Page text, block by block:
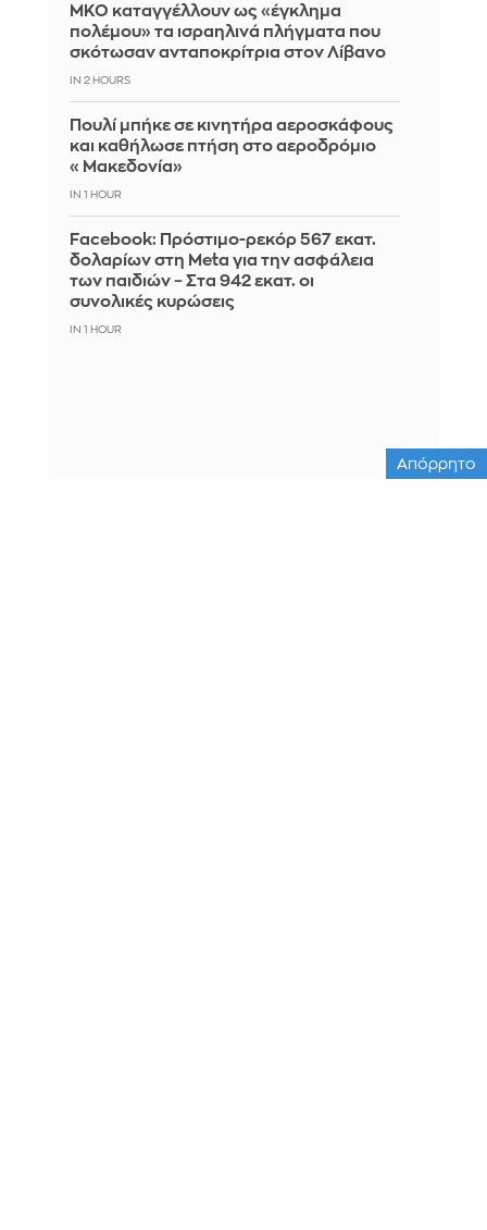
ΜΚΟ καταγγέλλουν ως «έγκλημα
πολέμου» τα ισραηλινά πλήγματα που
σκότωσαν ανταποκρίτρια στον Λίβανο
IN 2 HOURS
Πουλί μπήκε σε κινητήρα αεροσκάφους
και καθήλωσε πτήση στο αεροδρόμιο
«Μακεδονία»
IN 1 HOUR
Facebook: Πρόστιμο-ρεκόρ 567 εκατ.
δολαρίων στη Meta για την ασφάλεια
των παιδιών – Στα 942 εκατ. οι
συνολικές κυρώσεις
IN 1 HOUR
Απόρρητο